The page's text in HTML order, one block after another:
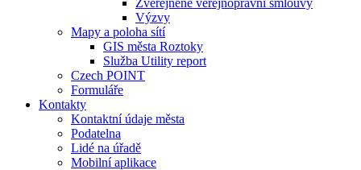
Zveřejněné veřejnoprávní smlouvy
Výzvy
Mapy a poloha sítí
GIS města Roztoky
Služba Utility report
Czech POINT
Formuláře
Kontakty
Kontaktní údaje města
Podatelna
Lidé na úřadě
Mobilní aplikace